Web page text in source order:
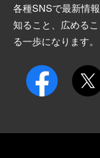
各種SNSで最新情
知ること、広める
る一歩になります。